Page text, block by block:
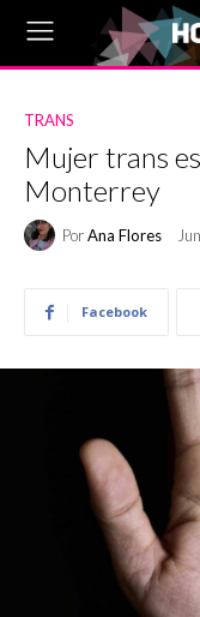
TRANS
Mujer trans
Monterrey
PorAna Flores
Facebook